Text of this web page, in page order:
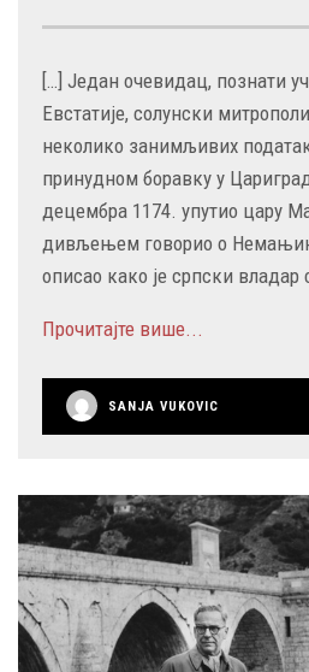
[…] Један очевидац, познати
Евстатије, солунски
неколико занимљивих
принудном боравку у
децембра 1174. упутио цару
дивљењем говорио о
описао како је српски владар
Прочитајте више...
SANJA VUKOVIC